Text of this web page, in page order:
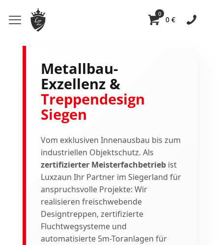
0
0 €
Metallbau-
Exzellenz &
Treppendesign
Siegen
Vom exklusiven Innenausbau bis zum
industriellen Objektschutz. Als
zertifizierter Meisterfachbetrieb ist
Luxzaun Ihr Partner im Siegerland für
anspruchsvolle Projekte: Wir
realisieren freischwebende
Designtreppen, zertifizierte
Fluchtwegsysteme und
automatisierte 5m-Toranlagen für